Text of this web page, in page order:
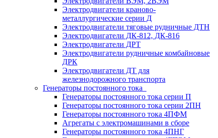
Электродвигатели краново-
металлургические серии Д
Электродвигатели тяговые рудничные ДТН
Электродвигатели ДК-812, ДК-816
Электродвигатели ДРТ
Электродвигатели рудничные комбайновые
ДРК
Электродвигатели ДТ для
железнодорожного транспорта
Генераторы постоянного тока
Генераторы постоянного тока серии П
Генераторы постоянного тока серии 2ПН
Генераторы постоянного тока 4ПФМ
Агрегаты с электромашинами в сборе
Генераторы постоянного тока 4ПНГ